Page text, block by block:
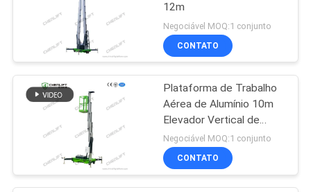
12m
Negociável MOQ:1 conjunto
CONTATO
Plataforma de Trabalho
Aérea de Alumínio 10m
Elevador Vertical de
Mastro Único
Negociável MOQ:1 conjunto
CONTATO